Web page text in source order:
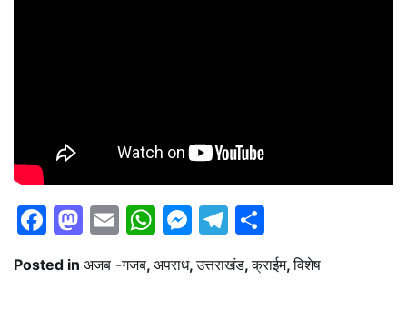
Facebook
Mastodon
EmailWhatsApp
Messenger
Telegram
Posted in अजब -गजब, अपराध,उत्तराखंड,क्राईम,विशेष